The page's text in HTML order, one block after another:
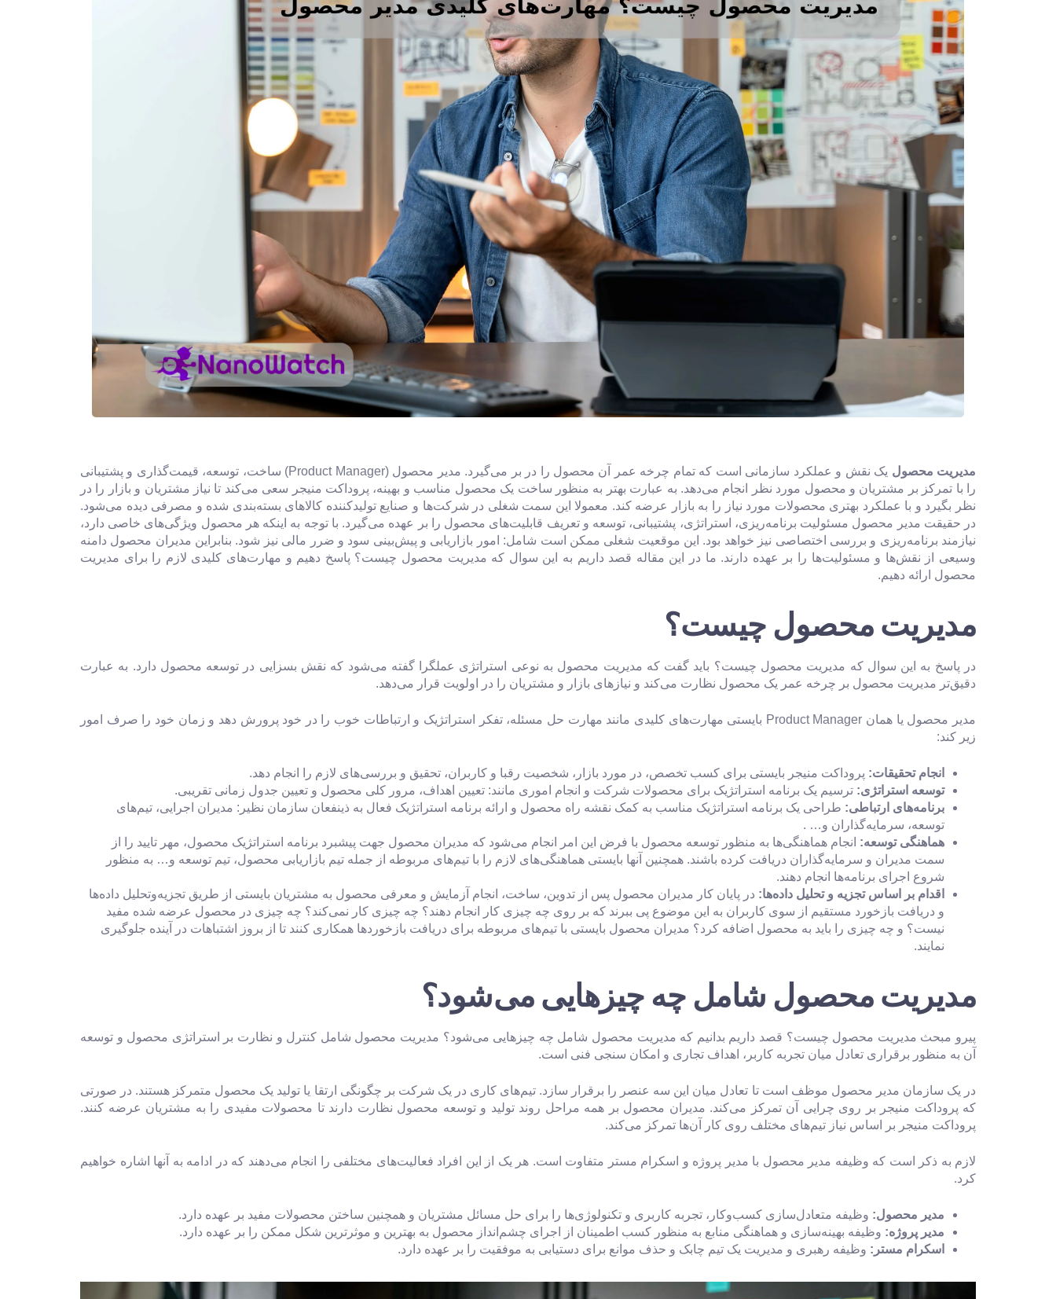
مدیریت محصول
یک نقش و عملکرد سازمانی است که تمام چرخه عمر آن محصول را در بر می‌گیرد. مدیر محصول (Product Manager) ساخت، توسعه، قیمت‌گذاری و پشتیبانی
را با تمرکز بر مشتریان و محصول مورد نظر انجام می‌دهد. به عبارت بهتر به منظور ساخت یک محصول مناسب و بهینه، پروداکت منیجر سعی می‌کند تا نیاز مشتریان و بازار را در
نظر بگیرد و با عملکرد بهتری محصولات مورد نیاز را به بازار عرضه کند. معمولا این سمت شغلی در شرکت‌ها و صنایع تولیدکننده کالاهای بسته‌بندی شده و مصرفی دیده می‌شود.
در حقیقت مدیر محصول مسئولیت برنامه‌ریزی، استراتژی، پشتیبانی، توسعه و تعریف قابلیت‌های محصول را بر عهده می‌گیرد. با توجه به اینکه هر محصول ویژگی‌های خاصی دارد،
نیازمند برنامه‌ریزی و بررسی اختصاصی نیز خواهد بود. این موقعیت شغلی ممکن است شامل: امور بازاریابی و پیش‌بینی سود و ضرر مالی نیز شود. بنابراین مدیران محصول دامنه
وسیعی از ‌نقش‌ها و مسئولیت‌ها را بر عهده دارند. ما در این مقاله قصد داریم به این سوال که مدیریت محصول چیست؟ پاسخ دهیم و مهارت‌های کلیدی لازم را برای مدیریت
محصول ارائه دهیم.
مدیریت محصول چیست؟
در پاسخ به این سوال که مدیریت محصول چیست؟ باید گفت که مدیریت محصول به نوعی استراتژی عملگرا گفته می‌شود که نقش بسزایی در توسعه محصول دارد. به عبارت
دقیق‌تر مدیریت محصول بر چرخه عمر یک محصول نظارت می‌کند و نیازهای بازار و مشتریان را در اولویت قرار می‌دهد.
مدیر محصول یا همان Product Manager بایستی مهارت‌های کلیدی مانند مهارت حل مسئله، تفکر استراتژیک و ارتباطات خوب را در خود پرورش دهد و زمان خود را صرف امور
زیر کند:
انجام تحقیقات: پروداکت منیجر بایستی برای کسب تخصص، در مورد بازار، شخصیت رقبا و کاربران، تحقیق و بررسی‌های لازم را انجام دهد.
توسعه استراتژی: ترسیم یک برنامه استراتژیک برای محصولات شرکت و انجام اموری مانند: تعیین اهداف، مرور کلی محصول و تعیین جدول زمانی تقریبی.
برنامه‌های ارتباطی: طراحی یک برنامه استراتژیک مناسب به کمک نقشه راه محصول و ارائه برنامه استراتژیک فعال به ذینفعان سازمان نظیر: مدیران اجرایی، تیم‌های
توسعه، سرمایه‌گذاران و… .
هماهنگی توسعه: انجام هماهنگی‌ها به منظور توسعه محصول با فرض این امر انجام می‌شود که مدیران محصول جهت پیشبرد برنامه استراتژیک محصول، مهر تایید را از
سمت مدیران و سرمایه‌گذاران دریافت کرده باشند. همچنین آنها بایستی هماهنگی‌های لازم را با تیم‌های مربوطه از جمله تیم بازاریابی محصول، تیم توسعه و… به منظور
شروع اجرای برنامه‌ها انجام دهند.
اقدام بر اساس تجزیه و تحلیل داده‌ها: در پایان کار مدیران محصول پس از تدوین، ساخت، انجام آزمایش و معرفی محصول به مشتریان بایستی از طریق تجزیه‌وتحلیل داده‌ها
و دریافت بازخورد مستقیم از سوی کاربران به این موضوع پی ببرند که بر روی چه چیزی کار انجام دهند؟ چه چیزی کار نمی‌کند؟ چه چیزی در محصول عرضه شده مفید
نیست؟ و چه چیزی را باید به محصول اضافه کرد؟ مدیران محصول بایستی با تیم‌های مربوطه برای دریافت بازخوردها همکاری کنند تا از بروز اشتباهات در آینده جلوگیری
نمایند.
مدیریت محصول شامل چه چیزهایی می‌شود؟
پیرو مبحث مدیریت محصول چیست؟ قصد داریم بدانیم که مدیریت محصول شامل چه چیزهایی می‌شود؟ مدیریت محصول شامل کنترل و نظارت بر استراتژی محصول و توسعه
آن به منظور برقراری تعادل میان تجربه کاربر، اهداف تجاری و امکان سنجی فنی است.
در یک سازمان مدیر محصول موظف است تا تعادل میان این سه عنصر را برقرار سازد. تیم‌های کاری در یک شرکت بر چگونگی ارتقا یا تولید یک محصول متمرکز هستند. در صورتی
که پروداکت منیجر بر روی چرایی آن تمرکز می‌کند. مدیران محصول بر همه مراحل روند تولید و توسعه محصول نظارت دارند تا محصولات مفیدی را به مشتریان عرضه کنند.
پروداکت منیجر بر اساس نیاز تیم‌های مختلف روی کار آن‌ها تمرکز می‌کند.
لازم به ذکر است که وظیفه مدیر محصول با مدیر پروژه و اسکرام مستر متفاوت است. هر یک از این افراد فعالیت‌های مختلفی را انجام می‌دهند که در ادامه به آنها اشاره خواهیم
کرد.
مدیر محصول: وظیفه متعادل‌سازی کسب‌وکار، تجربه کاربری و تکنولوژی‌ها را برای حل مسائل مشتریان و همچنین ساختن محصولات مفید بر عهده دارد.
مدیر پروژه: وظیفه بهینه‌سازی و هماهنگی منابع به منظور کسب اطمینان از اجرای چشم‌انداز محصول به بهترین و موثرترین شکل ممکن را بر عهده دارد.
اسکرام مستر : وظیفه رهبری و مدیریت یک تیم چابک و حذف موانع برای دستیابی به موفقیت را بر عهده دارد.